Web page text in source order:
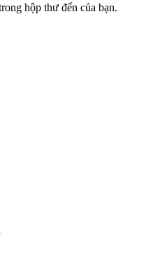
hộp thư đến của bạn.